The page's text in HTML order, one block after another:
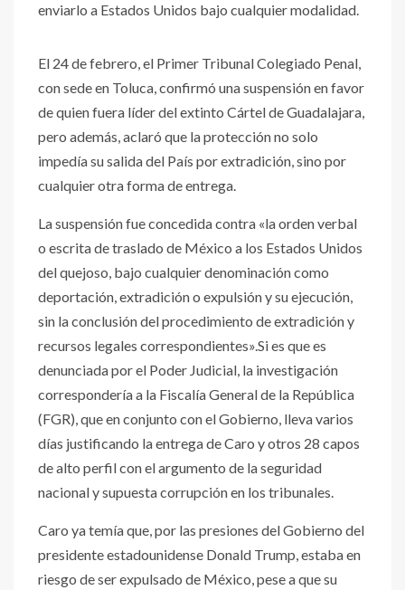
enviarlo a Estados Unidos bajo cualquier modalidad.
El 24 de febrero, el Primer Tribunal Colegiado Penal,
con sede en Toluca, confirmó una suspensión en favor
de quien fuera líder del extinto Cártel de Guadalajara,
pero además, aclaró que la protección no solo
impedía su salida del País por extradición, sino por
cualquier otra forma de entrega.
La suspensión fue concedida contra «la orden verbal
o escrita de traslado de México a los Estados Unidos
del quejoso, bajo cualquier denominación como
deportación, extradición o expulsión y su ejecución,
sin la conclusión del procedimiento de extradición y
recursos legales correspondientes».Si es que es
denunciada por el Poder Judicial, la investigación
correspondería a la Fiscalía General de la República
(FGR), que en conjunto con el Gobierno, lleva varios
días justificando la entrega de Caro y otros 28 capos
de alto perfil con el argumento de la seguridad
nacional y supuesta corrupción en los tribunales.
Caro ya temía que, por las presiones del Gobierno del
presidente estadounidense Donald Trump, estaba en
riesgo de ser expulsado de México, pese a que su